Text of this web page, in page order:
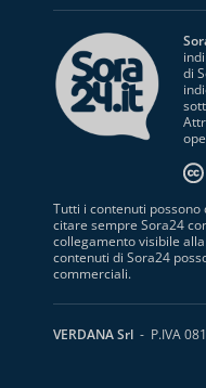
di
Tutti i contenuti
citare sempre Sora24
collegamento visibile
contenuti di Sora24
commerciali.
VERDANA Srl - P.IVA